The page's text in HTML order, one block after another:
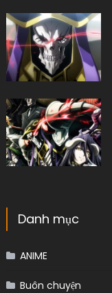
Danh mục
ANIME
Buôn chuyện